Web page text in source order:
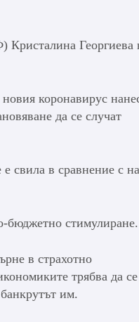
Георгиева
коронавирус
да се случат
свила в сравнение с
бюджетно стимулиране.
в страхотно
трябва да се
им.